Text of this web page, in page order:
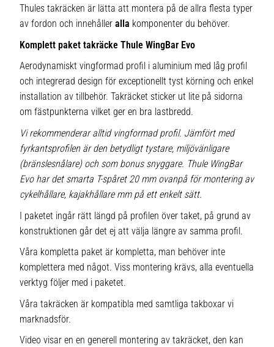
Thules takräcken är lätta att montera på de allra flesta typer
av fordon och innehåller alla komponenter du behöver.
Komplett paket takräcke Thule WingBar Evo
Aerodynamiskt vingformad profil i aluminium med låg profil
och integrerad design för exceptionellt tyst körning och enkel
installation av tillbehör. Takräcket sticker ut lite på sidorna
om fästpunkterna vilket ger en bra lastbredd.
Vi rekommenderar alltid vingformad profil. Jämfört med
fyrkantsprofilen är den betydligt tystare, miljövänligare
(bränslesnålare) och som bonus snyggare. Thule WingBar
Evo har det smarta T-spåret 20 mm ovanpå för montering av
cykelhållare, kajakhållare mm på ett enkelt sätt.
I paketet ingår rätt längd på profilen över taket, på grund av
konstruktionen går det ej att välja längre av samma profil.
Våra kompletta paket är kompletta, man behöver inte
komplettera med något. Viss montering krävs, alla eventuella
verktyg följer med i paketet.
Våra takräcken är kompatibla med samtliga takboxar vi
marknadsför.
Video visar en en generell montering av takräcket, den kan